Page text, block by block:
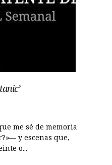
me sé de memoria
y escenas que,
o...